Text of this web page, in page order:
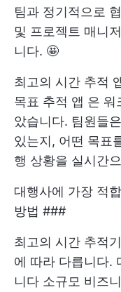
팀과 정기적으로
및 프로젝트 매니
니다. 🤩
최고의 시간 추적
목표 추적 앱 은 워
았습니다. 팀원들
있는지, 어떤 목표
행 상황을 실시간
대행사에 가장 적
방법 ###
최고의 시간 추적
에 따라 다릅니다.
니다 소규모 비즈